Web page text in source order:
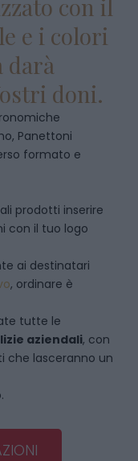
con il
e i colori
darà
doni.
Panettoni
formato e
prodotti inserire
con il tuo logo
ai destinatari
, ordinare è
tutte le
aziendali, con
che lasceranno un